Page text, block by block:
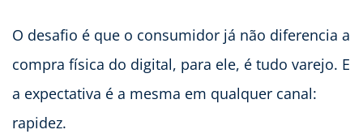
O desafio é que o consumidor já não diferencia a
compra física do digital, para ele, é tudo varejo. E
a expectativa é a mesma em qualquer canal:
rapidez.